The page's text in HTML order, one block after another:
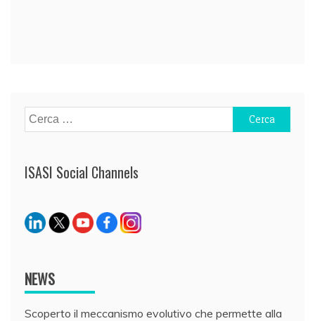
Ricerca
per:
ISASI Social Channels
NEWS
Scoperto il meccanismo evolutivo che permette alla